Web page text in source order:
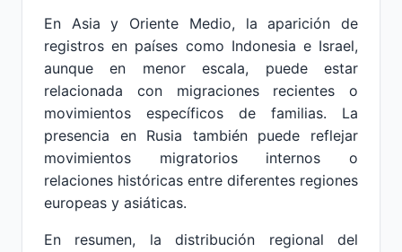
En Asia y Oriente Medio, la aparición de
registros en países como Indonesia e Israel,
aunque en menor escala, puede estar
relacionada con migraciones recientes o
movimientos específicos de familias. La
presencia en Rusia también puede reflejar
movimientos migratorios internos o
relaciones históricas entre diferentes regiones
europeas y asiáticas.
En resumen, la distribución regional del